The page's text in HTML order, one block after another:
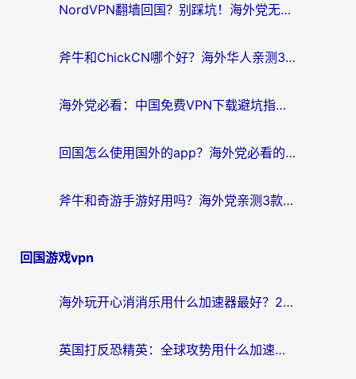
NordVPN翻墙回国？别踩坑！海外党无缝访问国内资源的真实指南
斧牛和ChickCN哪个好？海外华人亲测3款回国加速器+免费试用攻略
海外党必看：中国免费VPN下载避坑指南 + 无缝访问国内资源的终极方案
回国怎么使用国外的app？海外党必看的无缝访问国内资源全攻略
斧牛和奇游手游好用吗？海外党亲测3款回国加速器，选对才能无缝刷国内资源
回国游戏vpn
海外玩开心消消乐用什么加速器最好？2026真实体验指南，告别延迟卡顿
英国打反恐精英：全球攻势用什么加速器？2026年实测有效的国服游戏加速指南